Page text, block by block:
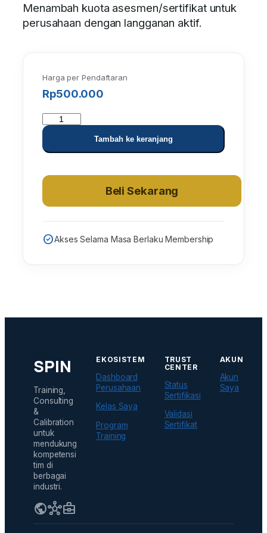
Menambah kuota asesmen/sertifikat untuk
perusahaan dengan langganan aktif.
Harga per Pendaftaran
Rp500.000
u
a
t
t
s
u
o
t
a
S
e
r
t
i
f
i
k
Tambah ke keranjang
Beli Sekarang
check_circleAkses Selama Masa Berlaku Membership
SPIN
Training,
Consulting
&
Calibration
untuk
mendukung
kompetensi
tim di
berbagai
industri.
publichubbusiness_center
EKOSISTEM
Dashboard
Perusahaan
Kelas Saya
Program
Training
TRUST
CENTER
Status
Sertifikasi
Validasi
Sertifikat
AKUN
Akun
Saya